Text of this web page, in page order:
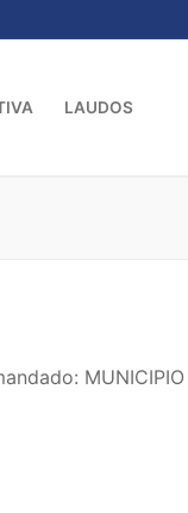
LAUDOS
MUNICIPIO